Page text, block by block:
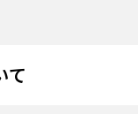
て